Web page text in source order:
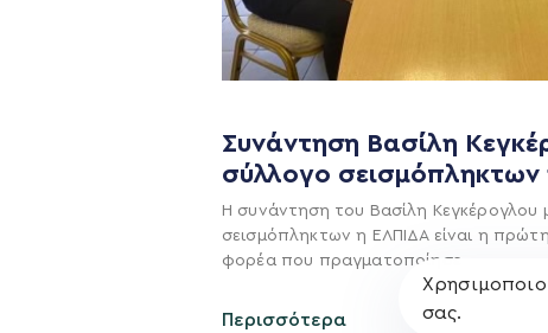
Συνάντηση Βασίλη
σύλλογο σεισμόπληκτων
Η συνάντηση του Βασίλη Κεγκέρογλου
σεισμόπληκτων η ΕΛΠΙΔΑ είναι η
φορέα που πραγματοποίησε
Περισσότερα
Πολιτική Απορρήτου
σας.